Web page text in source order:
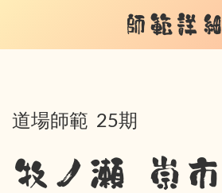
師範詳細
道場師範 25期
牧ノ瀬 崇市